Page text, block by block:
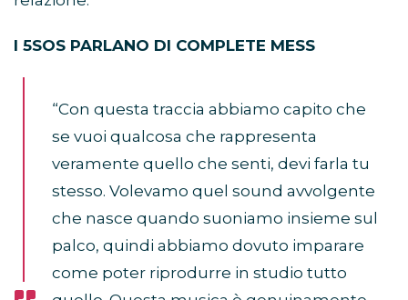
I 5SOS PARLANO DI COMPLETE MESS
“Con questa traccia abbiamo capito che
se vuoi qualcosa che rappresenta
veramente quello che senti, devi farla tu
stesso. Volevamo quel sound avvolgente
che nasce quando suoniamo insieme sul
palco, quindi abbiamo dovuto imparare
come poter riprodurre in studio tutto